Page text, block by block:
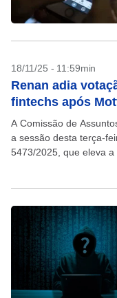
18/11/25 - 11:59min
Renan adia
fintechs após
A Comissão de
a sessão desta terça-
5473/2025, que eleva a